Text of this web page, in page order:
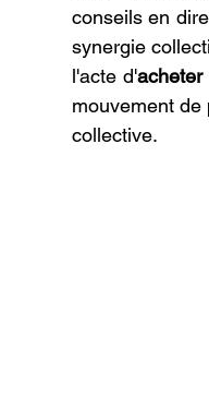
conseils en
synergie
l'acte d'
mouvement
collective.